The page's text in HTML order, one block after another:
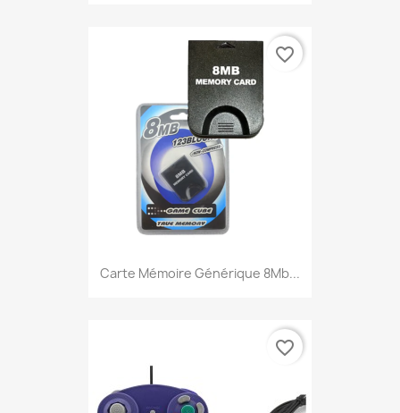
Carte Mémoire Générique 8Mb...
favorite_border
favorite_border